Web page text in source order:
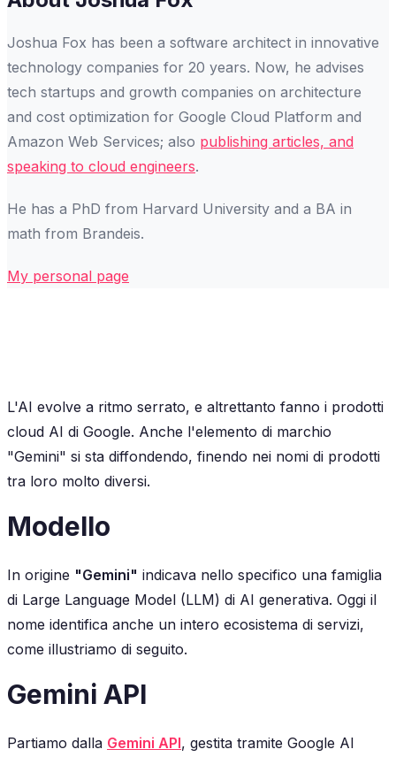
Joshua Fox has been a software architect in innovative
technology companies for 20 years. Now, he advises
tech startups and growth companies on architecture
and cost optimization for Google Cloud Platform and
Amazon Web Services; also publishing articles, and
speaking to cloud engineers.
He has a PhD from Harvard University and a BA in
math from Brandeis.
My personal page
L'AI evolve a ritmo serrato, e altrettanto fanno i prodotti
cloud AI di Google. Anche l'elemento di marchio
"Gemini" si sta diffondendo, finendo nei nomi di prodotti
tra loro molto diversi.
Modello
In origine "Gemini" indicava nello specifico una famiglia
di Large Language Model (LLM) di AI generativa. Oggi il
nome identifica anche un intero ecosistema di servizi,
come illustriamo di seguito.
Gemini API
Partiamo dalla Gemini API, gestita tramite Google AI